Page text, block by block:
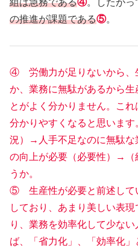
組は急務である④。したがっ
の推進が課題である⑤。
④ 労働力が足りないから、
か、業務に無駄があるから
とがよく分かりません。こ
分かりやすくなると思いま
況）→人手不足なのに無駄
の向上が必要（必要性）→（
うか。
⑤ 生産性が必要と前述して
しており、あまり美しい表
り、業務を効率化して少な
ば、「省力化」、「効率化